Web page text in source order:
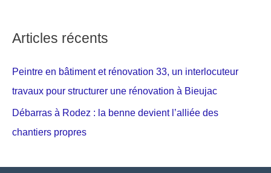
Articles récents
Peintre en bâtiment et rénovation 33, un interlocuteur
travaux pour structurer une rénovation à Bieujac
Débarras à Rodez : la benne devient l’alliée des
chantiers propres